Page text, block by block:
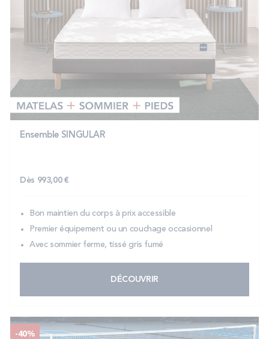
Ensemble SINGULAR
Dès 993,00 €
Bon maintien du corps à prix accessible
Premier équipement ou un couchage occasionnel
Avec sommier ferme, tissé gris fumé
DÉCOUVRIR
-40%